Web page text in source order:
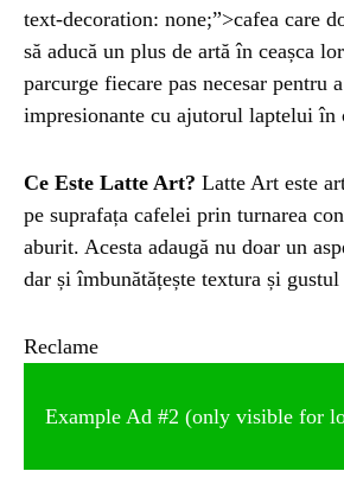
text-decoration: none;”>cafea care
să aducă un plus de artă în ceașca
parcurge fiecare pas necesar pentru
impresionante cu ajutorul laptelui în
Ce Este Latte Art? Latte Art este
pe suprafața cafelei prin turnarea
aburit. Acesta adaugă nu doar un
dar și îmbunătățește textura și gustul
Reclame
Example Ad #2 (only visible for
BLOG 2 years ago
Seriale turcesti:Top 5 cele
poti debloca
întâmplă